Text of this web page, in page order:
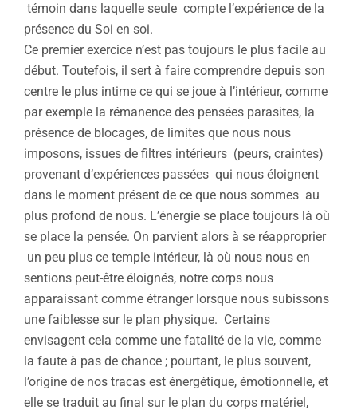
témoin dans laquelle seule compte l’expérience de la
présence du Soi en soi.
Ce premier exercice n’est pas toujours le plus facile au
début. Toutefois, il sert à faire comprendre depuis son
centre le plus intime ce qui se joue à l’intérieur, comme
par exemple la rémanence des pensées parasites, la
présence de blocages, de limites que nous nous
imposons, issues de filtres intérieurs (peurs, craintes)
provenant d’expériences passées qui nous éloignent
dans le moment présent de ce que nous sommes au
plus profond de nous. L’énergie se place toujours là où
se place la pensée. On parvient alors à se réapproprier
un peu plus ce temple intérieur, là où nous nous en
sentions peut-être éloignés, notre corps nous
apparaissant comme étranger lorsque nous subissons
une faiblesse sur le plan physique. Certains
envisagent cela comme une fatalité de la vie, comme
la faute à pas de chance ; pourtant, le plus souvent,
l’origine de nos tracas est énergétique, émotionnelle, et
elle se traduit au final sur le plan du corps matériel,